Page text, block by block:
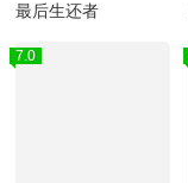
最后生还者
7.0